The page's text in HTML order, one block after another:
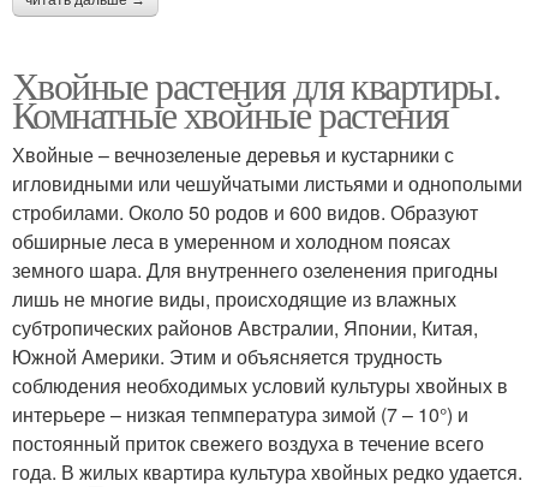
Хвойные растения для квартиры.
Комнатные хвойные растения
Хвойные – вечнозеленые деревья и кустарники с
игловидными или чешуйчатыми листьями и однополыми
стробилами. Около 50 родов и 600 видов. Образуют
обширные леса в умеренном и холодном поясах
земного шара. Для внутреннего озеленения пригодны
лишь не многие виды, происходящие из влажных
субтропических районов Австралии, Японии, Китая,
Южной Америки. Этим и объясняется трудность
соблюдения необходимых условий культуры хвойных в
интерьере – низкая тепмпература зимой (7 – 10°) и
постоянный приток свежего воздуха в течение всего
года. В жилых квартира культура хвойных редко удается.